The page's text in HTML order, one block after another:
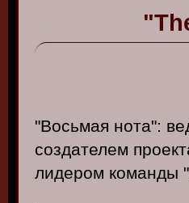
"Восьмая нота": в
создателем
лидером команды "